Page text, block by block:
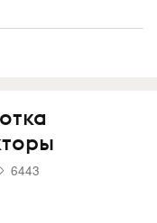
6443